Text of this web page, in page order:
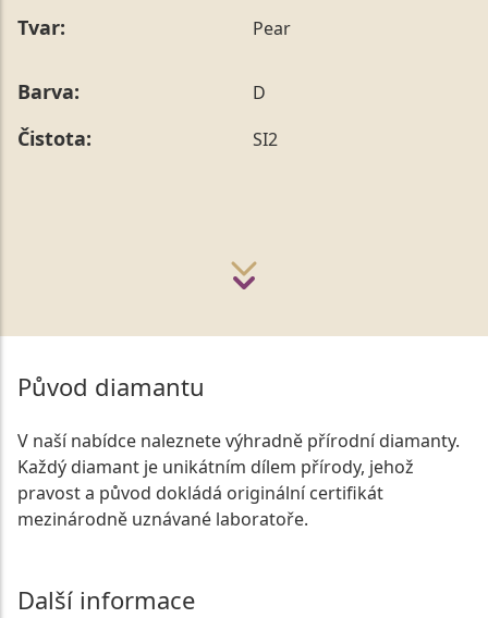
Tvar: Pear
Barva: D
Čistota: SI2
Původ diamantu
V naší nabídce naleznete výhradně přírodní diamanty.
Každý diamant je unikátním dílem přírody, jehož
pravost a původ dokládá originální certifikát
mezinárodně uznávané laboratoře.
Další informace